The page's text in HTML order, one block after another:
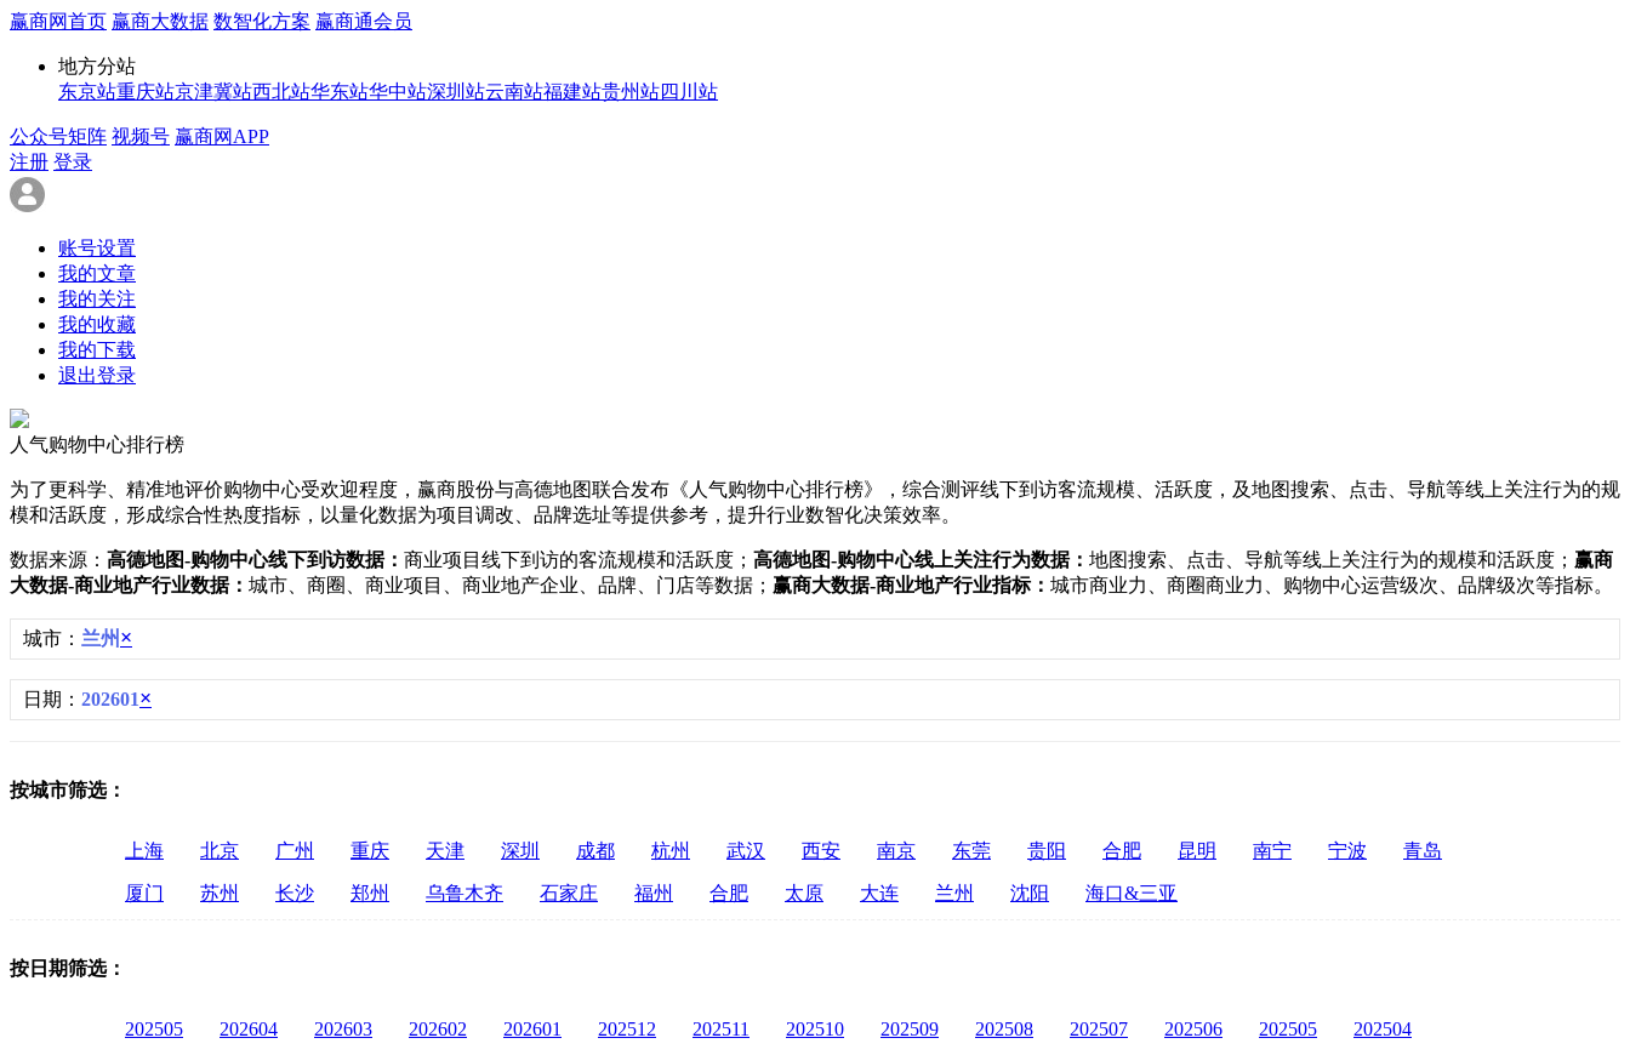
赢商网首页 赢商大数据 数智化方案 赢商通会员
地方分站
东京站重庆站京津冀站西北站华东站华中站深圳站云南站福建站贵州站四川站
公众号矩阵 视频号 赢商网APP
注册 登录
账号设置
我的文章
我的关注
我的收藏
我的下载
退出登录
人气购物中心排行榜
为了更科学、精准地评价购物中心受欢迎程度，赢商股份与高德地图联合发布《人气购物中心排行榜》，综合测评线下到访客流规模、活跃度，及地图搜索、点击、导航等线上关注行为的规
模和活跃度，形成综合性热度指标，以量化数据为项目调改、品牌选址等提供参考，提升行业数智化决策效率。
数据来源： 高德地图-购物中心线下到访数据： 商业项目线下到访的客流规模和活跃度； 高德地图-购物中心线上关注行为数据： 地图搜索、点击、导航等线上关注行为的规模和活跃度； 赢商
大数据-商业地产行业数据： 城市、商圈、商业项目、商业地产企业、品牌、门店等数据； 赢商大数据-商业地产行业指标： 城市商业力、商圈商业力、购物中心运营级次、品牌级次等指标。
城市： 兰州 ×
日期： 202601×
按城市筛选：
上海 北京 广州 重庆 天津 深圳 成都 杭州 武汉 西安 南京 东莞 贵阳 合肥 昆明 南宁 宁波 青岛
厦门 苏州 长沙 郑州 乌鲁木齐 石家庄 福州 合肥 太原 大连 兰州 沈阳 海口&三亚
按日期筛选：
202505 202604 202603 202602 202601 202512 202511 202510 202509 202508 202507 202506 202505 202504